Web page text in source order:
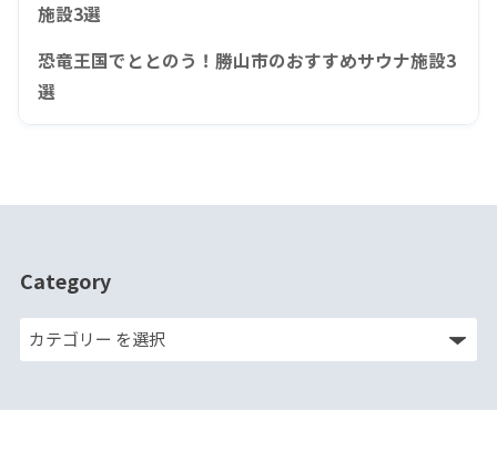
施設3選
恐竜王国でととのう！勝山市のおすすめサウナ施設3
選
Category